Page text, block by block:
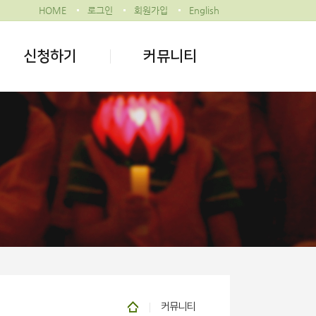
HOME 로그인 회원가입 English
신청하기 커뮤니티
커뮤니티